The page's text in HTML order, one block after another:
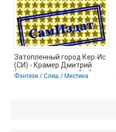
Затопленный город Кер-Ис
(СИ) - Крамер Дмитрий
(читать книги онлайн без
Фэнтези / Слеш / Мистика